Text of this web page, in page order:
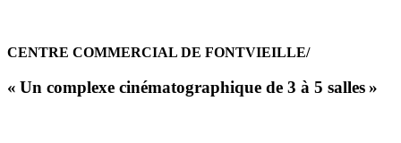
CENTRE COMMERCIAL DE FONTVIEILLE/
« Un complexe cinématographique de 3 à 5 salles »